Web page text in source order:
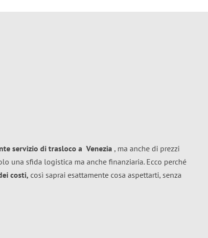
servizio di trasloco a Venezia , ma anche di prezzi
una sfida logistica ma anche finanziaria. Ecco perché
costi, così saprai esattamente cosa aspettarti, senza